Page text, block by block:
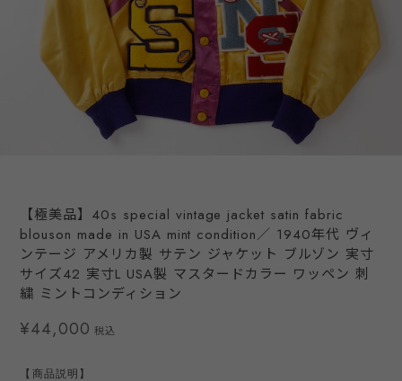
【極美品】40s special vintage jacket satin fabric
blouson made in USA mint condition／ 1940年代 ヴィ
ンテージ アメリカ製 サテン ジャケット ブルゾン 実寸
サイズ42 実寸L USA製 マスタードカラー ワッペン 刺
繍 ミントコンディション
¥44,000 税込
【商品説明】